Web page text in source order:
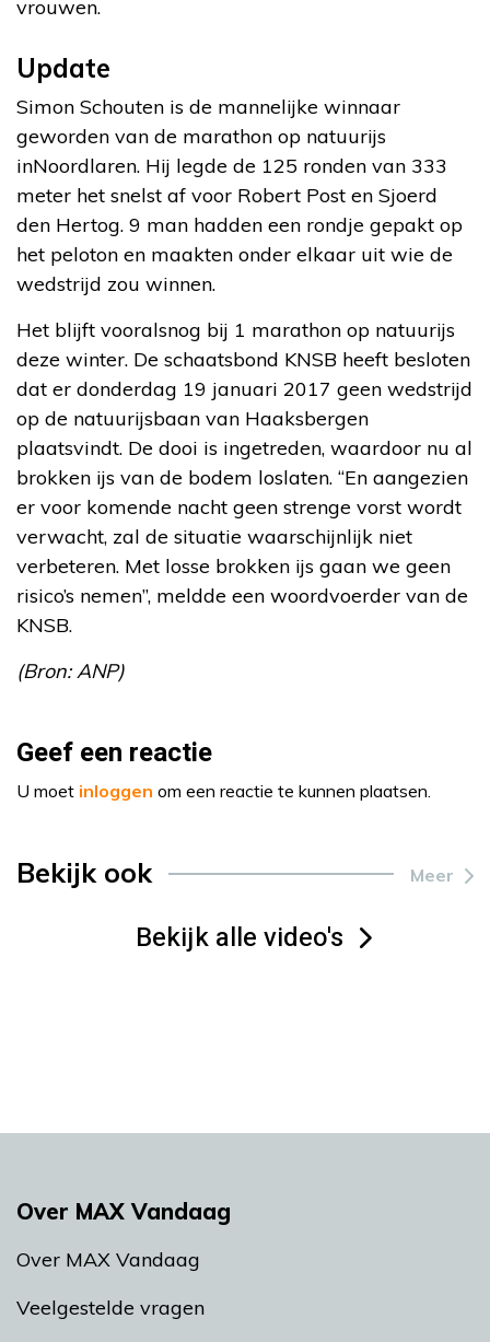
vrouwen.
Update
Simon Schouten is de mannelijke winnaar
geworden van de marathon op natuurijs
inNoordlaren. Hij legde de 125 ronden van 333
meter het snelst af voor Robert Post en Sjoerd
den Hertog. 9 man hadden een rondje gepakt op
het peloton en maakten onder elkaar uit wie de
wedstrijd zou winnen.
Het blijft vooralsnog bij 1 marathon op natuurijs
deze winter. De schaatsbond KNSB heeft besloten
dat er donderdag 19 januari 2017 geen wedstrijd
op de natuurijsbaan van Haaksbergen
plaatsvindt. De dooi is ingetreden, waardoor nu al
brokken ijs van de bodem loslaten. “En aangezien
er voor komende nacht geen strenge vorst wordt
verwacht, zal de situatie waarschijnlijk niet
verbeteren. Met losse brokken ijs gaan we geen
risico’s nemen”, meldde een woordvoerder van de
KNSB.
(Bron: ANP)
Geef een reactie
U moet inloggen om een reactie te kunnen plaatsen.
Bekijk ook Meer
Bekijk alle video's
Over MAX Vandaag
Over MAX Vandaag
Veelgestelde vragen